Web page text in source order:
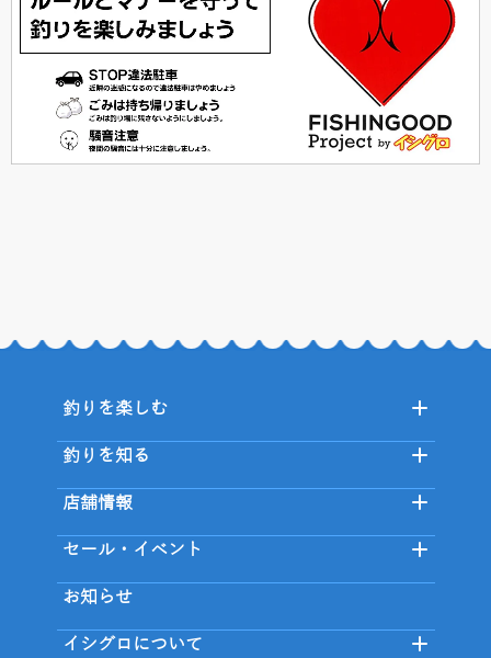
釣りを楽しむ
釣りを知る
店舗情報
セール・イベント
お知らせ
イシグロについて